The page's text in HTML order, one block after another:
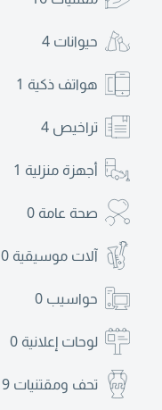
حيوانات 4
هواتف ذكية 1
تراخيص 4
أجهزة منزلية 1
صحة عامة 0
آلات موسيقية 0
حواسيب 0
لوحات إعلانية 0
تحف ومقتنيات 9